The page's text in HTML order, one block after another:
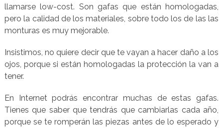
llamarse low-cost. Son gafas que están homologadas,
pero la calidad de los materiales, sobre todo los de las las
monturas es muy mejorable.
Insistimos, no quiere decir que te vayan a hacer daño a los
ojos, porque si están homologadas la protección la van a
tener.
En Internet podrás encontrar muchas de estas gafas.
Tienes que saber que tendrás que cambiarlas cada año,
porque se te romperán las piezas antes de lo esperado y